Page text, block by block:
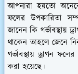
আপনারা হয়তো
ফলের উপকারিতা
জানেন কি গর্ভাবস্থায়
থাকেন তাহলে জেনে
গর্ভাবস্থায় ড্রাগন
করা হয়েছে।